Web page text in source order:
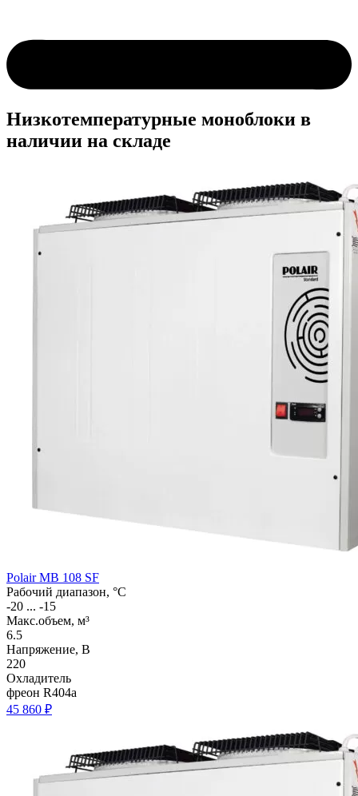
Низкотемпературные моноблоки в
наличии на складе
Polair MB 108 SF
Рабочий диапазон, °C
-20 ... -15
Макс.объем, м³
6.5
Напряжение, В
220
Охладитель
фреон R404a
45 860 ₽